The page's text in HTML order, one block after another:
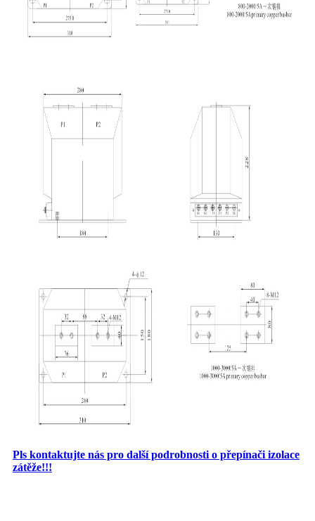
Pls kontaktujte nás pro další podrobnosti o přepínači izolace
zátěže!!!